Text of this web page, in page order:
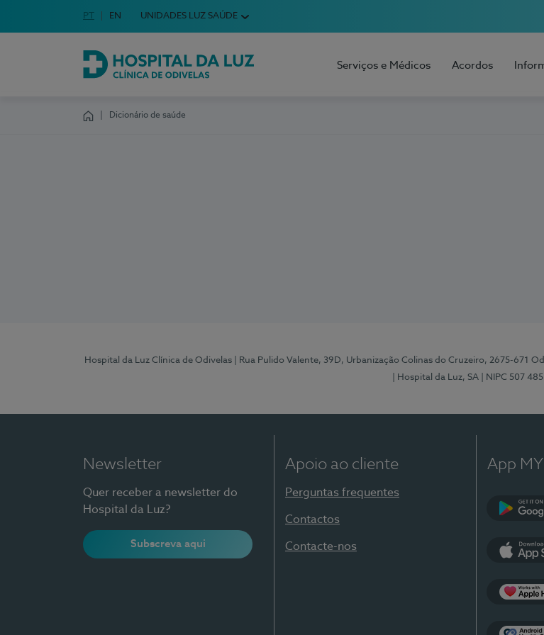
Escolha o seu idioma
Idioma em Português
PT English Language
EN UNIDADES LUZ SAÚDE
Hospital da Luz Clínica de Odivelas
Serviços e Médicos Acordos
Dicionário de saúde
Hospital da Luz Clínica de Odivelas | Rua Pulido Valente, 39D, Urbanização Colinas do Cruzeiro, 2675-671
| Hospital da Luz, SA
| NIPC 507
Newsletter
Quer receber a newsletter do
Hospital da Luz?
Subscreva aqui
Apoio ao cliente
Perguntas frequentes
Contactos
Contacte-nos
App